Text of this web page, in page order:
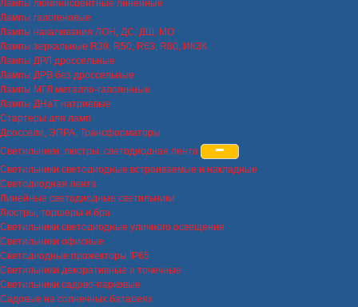
Лампы люминисцентные линейные
Лампы галогеновые
Лампы накаливания ЛОН, ДС, ДШ, МО
Лампы зеркальные R39, R50, R63, R80, ИКЗК
Лампы ДРЛ дроссельные
Лампы ДРВ без дроссельные
Лампы МГЛ металло-галогенные
Лампы ДНаТ натриевые
Стартеры для ламп
Дроссели, ЭПРА, Трансформаторы
Светильники, люстры, светодиодная лента
Светильники светодиодные встраиваемые и накладные
Светодиодная лента
Линейные светодиодные светильники
Люстры, торшеры и бра
Светильники светодиодные уличного освещения
Светильники офисные
Светодиодные прожекторы IP65
Светильники декоративные и точечные
Светильники садово-парковые
Садовые на солнечных батареях